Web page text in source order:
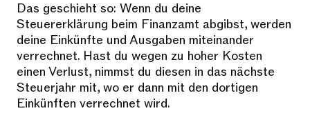
Das geschieht so: Wenn du deine
Steuererklärung beim Finanzamt abgibst, werden
deine Einkünfte und Ausgaben miteinander
verrechnet. Hast du wegen zu hoher Kosten
einen Verlust, nimmst du diesen in das nächste
Steuerjahr mit, wo er dann mit den dortigen
Einkünften verrechnet wird.